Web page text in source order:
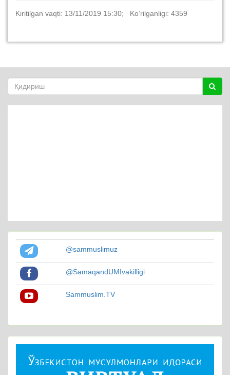
Kiritilgan vaqti: 13/11/2019 15:30; Ko‘rilganligi: 4359
@sammuslimuz
@SamaqandUMIvakilligi
Sammuslim.TV